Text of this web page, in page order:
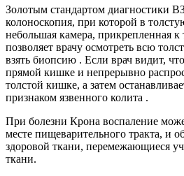
Золотым стандартом диагностики
колоноскопия, при которой в
небольшая камера, прикрепленная к
позволяет врачу осмотреть всю
взять биопсию . Если врач видит,
прямой кишке и непрерывно
толстой кишке, а затем
признаком язвенного колита .
При болезни Крона воспаление
месте пищеварительного тракта, и
здоровой ткани, перемежающиеся
ткани.